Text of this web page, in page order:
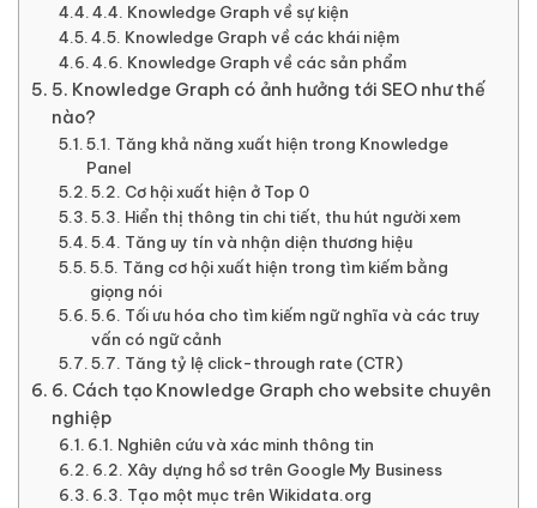
4.4. Knowledge Graph về sự kiện
4.5. Knowledge Graph về các khái niệm
4.6. Knowledge Graph về các sản phẩm
5. Knowledge Graph có ảnh hưởng tới SEO như thế
nào?
5.1. Tăng khả năng xuất hiện trong Knowledge
Panel
5.2. Cơ hội xuất hiện ở Top 0
5.3. Hiển thị thông tin chi tiết, thu hút người xem
5.4. Tăng uy tín và nhận diện thương hiệu
5.5. Tăng cơ hội xuất hiện trong tìm kiếm bằng
giọng nói
5.6. Tối ưu hóa cho tìm kiếm ngữ nghĩa và các truy
vấn có ngữ cảnh
5.7. Tăng tỷ lệ click-through rate (CTR)
6. Cách tạo Knowledge Graph cho website chuyên
nghiệp
6.1. Nghiên cứu và xác minh thông tin
6.2. Xây dựng hồ sơ trên Google My Business
6.3. Tạo một mục trên Wikidata.org